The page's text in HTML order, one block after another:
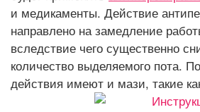
и медикаменты. Действие
направлено на замедление
вследствие чего существенно
количество выделяемого пота.
действия имеют и мази, такие